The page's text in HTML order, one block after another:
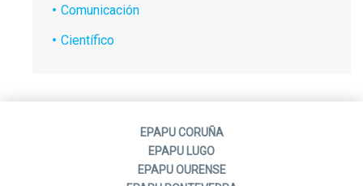
Comunicación
Científico
EPAPU CORUÑA
EPAPU LUGO
EPAPU OURENSE